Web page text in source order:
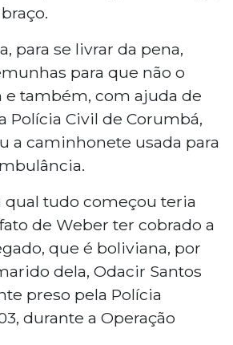
para se livrar da pena,
para que não o
também, com ajuda de
Polícia Civil de Corumbá,
a caminhonete usada para
qual tudo começou teria
de Weber ter cobrado a
que é boliviana, por
dela, Odacir Santos
preso pela Polícia
durante a Operação